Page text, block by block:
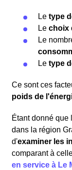
Le type
Le choix
Le
Le type
Ce sont ces
poids de
Étant donné
dans la région
d'examiner les
comparant à
en service à Le